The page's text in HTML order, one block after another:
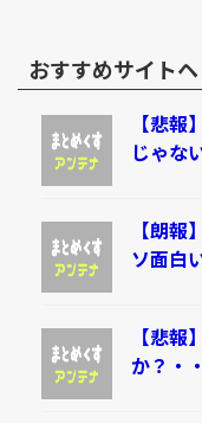
おすすめサイト
【悲
じゃな
【朗
ソ面白
【悲
か？・